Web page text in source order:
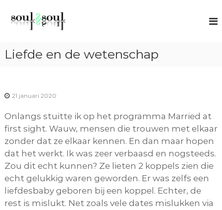
n
h
u
d
l
l
u
c
h
n
Liefde en de wetenschap
21 januari 2020
Onlangs stuitte ik op het programma Married at
first sight. Wauw, mensen die trouwen met elkaar
zonder dat ze elkaar kennen. En dan maar hopen
dat het werkt. Ik was zeer verbaasd en nogsteeds.
Zou dit echt kunnen? Ze lieten 2 koppels zien die
echt gelukkig waren geworden. Er was zelfs een
liefdesbaby geboren bij een koppel. Echter, de
rest is mislukt. Net zoals vele dates mislukken via